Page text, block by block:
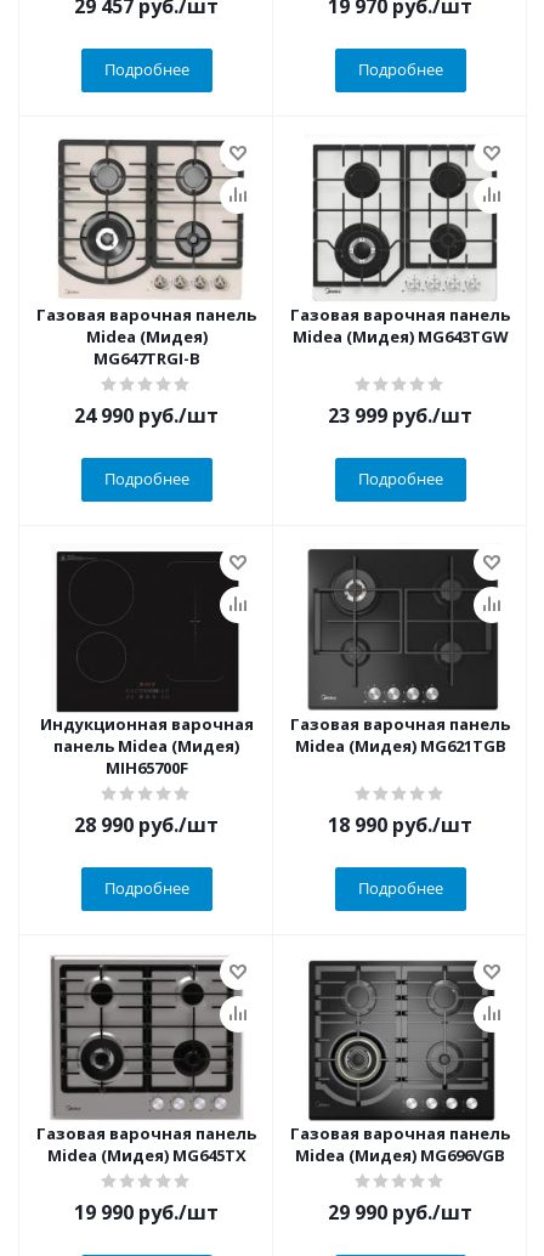
29 457 руб./шт
Подробнее
19 970 руб./шт
Подробнее
Газовая варочная панель
Midea (Мидея)
MG647TRGI-B
24 990 руб./шт
Подробнее
Газовая варочная панель
Midea (Мидея) MG643TGW
23 999 руб./шт
Подробнее
Индукционная варочная
панель Midea (Мидея)
MIH65700F
28 990 руб./шт
Подробнее
Газовая варочная панель
Midea (Мидея) MG621TGB
18 990 руб./шт
Подробнее
Газовая варочная панель
Midea (Мидея) MG645TX
19 990 руб./шт
Газовая варочная панель
Midea (Мидея) MG696VGB
29 990 руб./шт